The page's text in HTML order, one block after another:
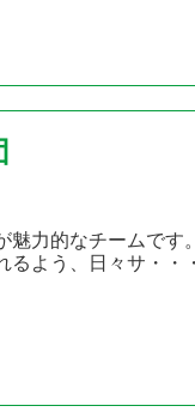
力的なチームで
るよう、日々サ・・